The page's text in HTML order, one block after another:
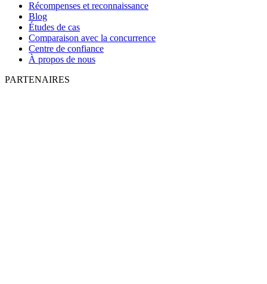
Récompenses et reconnaissance
Blog
Études de cas
Comparaison avec la concurrence
Centre de confiance
À propos de nous
PARTENAIRES